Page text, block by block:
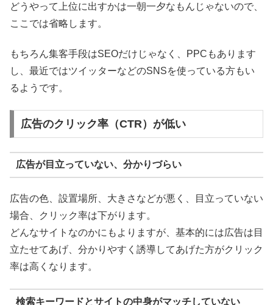
どうやって上位に出すかは一朝一夕なもんじゃないので、
ここでは省略します。
もちろん集客手段はSEOだけじゃなく、PPCもあります
し、最近ではツイッターなどのSNSを使っている方もい
るようです。
広告のクリック率（CTR）が低い
広告が目立っていない、分かりづらい
広告の色、設置場所、大きさなどが悪く、目立っていない
場合、クリック率は下がります。
どんなサイトなのかにもよりますが、基本的には広告は目
立たせてあげ、分かりやすく誘導してあげた方がクリック
率は高くなります。
検索キーワードとサイトの中身がマッチしていない